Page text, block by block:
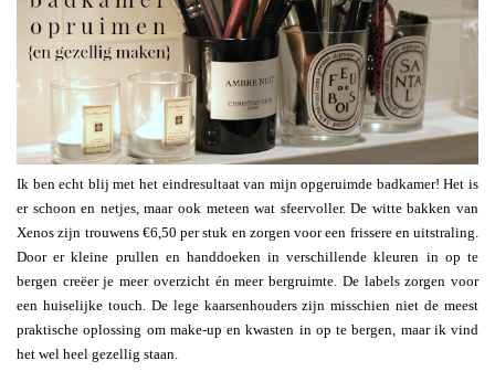
Ik ben echt blij met het eindresultaat van mijn opgeruimde badkamer! Het is
er schoon en netjes, maar ook meteen wat sfeervoller. De witte bakken van
Xenos zijn trouwens €6,50 per stuk en zorgen voor een frissere en uitstraling.
Door er kleine prullen en handdoeken in verschillende kleuren in op te
bergen creëer je meer overzicht én meer bergruimte. De labels zorgen voor
een huiselijke touch. De lege kaarsenhouders zijn misschien niet de meest
praktische oplossing om make-up en kwasten in op te bergen, maar ik vind
het wel heel gezellig staan.